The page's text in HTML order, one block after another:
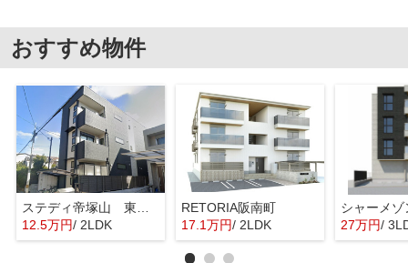
おすすめ物件
12.5万円/ 2LDK
RETORIA阪南町
17.1万円/ 2LDK 27万円/